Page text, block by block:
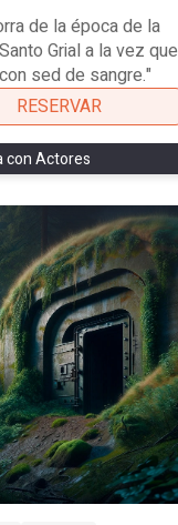
de la época de la
Grial a la vez que
sed de sangre."
RESERVAR
con Actores